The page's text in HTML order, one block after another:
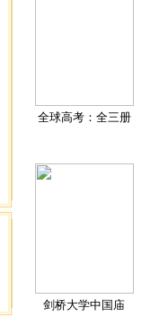
全球高考：全三册
剑桥大学中国庙